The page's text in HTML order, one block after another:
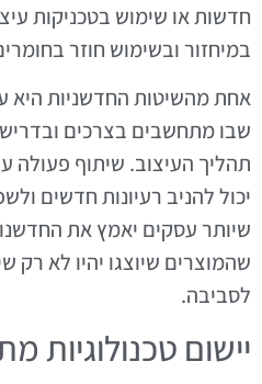
חדשות או שימוש בטכניקות
במיחזור ובשימוש חוזר
אחת מהשיטות החדשניות
שבו מתחשבים בצרכים
תהליך העיצוב. שיתוף פעולה
יכול להניב רעיונות חדשים
שיותר עסקים יאמץ את
שהמוצרים שיוצגו יהיו לא רק
לסביבה.
יישום טכנולוגיות